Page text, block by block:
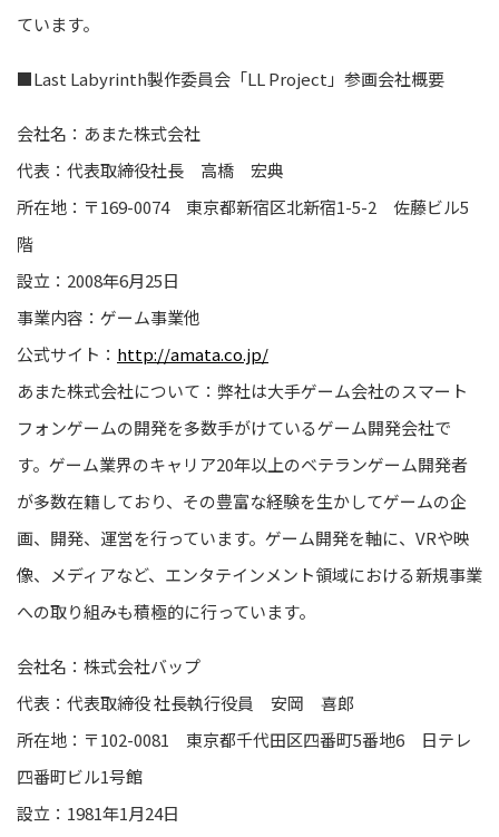
ています。
■Last Labyrinth製作委員会「LL Project」参画会社概要
会社名：あまた株式会社
代表：代表取締役社長 高橋 宏典
所在地：〒169-0074 東京都新宿区北新宿1-5-2 佐藤ビル5
階
設立：2008年6月25日
事業内容：ゲーム事業他
公式サイト： http://amata.co.jp/
あまた株式会社について：弊社は大手ゲーム会社のスマート
フォンゲームの開発を多数手がけているゲーム開発会社で
す。ゲーム業界のキャリア20年以上のベテランゲーム開発者
が多数在籍しており、その豊富な経験を生かしてゲームの企
画、開発、運営を行っています。ゲーム開発を軸に、VRや映
像、メディアなど、エンタテインメント領域における新規事業
への取り組みも積極的に行っています。
会社名：株式会社バップ
代表：代表取締役 社長執行役員 安岡 喜郎
所在地：〒102-0081 東京都千代田区四番町5番地6 日テレ
四番町ビル1号館
設立： 1981年1月24日